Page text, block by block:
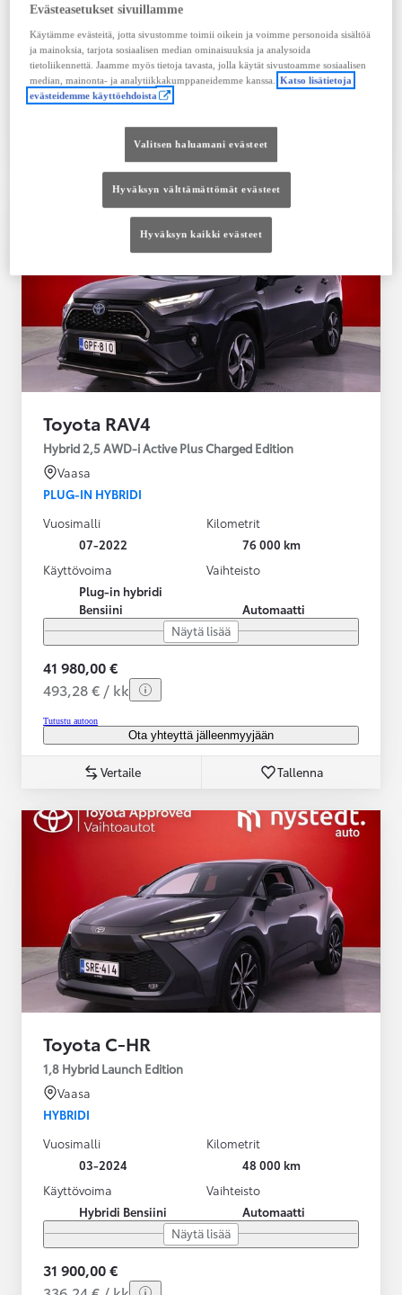
Näytä lisää
20 980,00 €
283,35 € / kk
Tutustu autoon
Vertaile
Toyota RAV4
Hybrid 2,5 AWD-i Active Plus Charged Edition
Vaasa
PLUG-IN HYBRIDI
Vuosimalli
07-2022
Kilometrit
76 000 km
Käyttövoima
Plug-in hybridi
Bensiini
Vaihteisto
Automaatti
Näytä lisää
41 980,00 €
493,28 € / kk
Tutustu autoon
Ota yhteyttä jälleenmyyjään
Vertaile Tallenna
Toyota C-HR
1,8 Hybrid Launch Edition
Vaasa
HYBRIDI
Vuosimalli
03-2024
Kilometrit
48 000 km
Käyttövoima
Hybridi Bensiini
Vaihteisto
Automaatti
Näytä lisää
31 900,00 €
Evästeasetukset sivuillamme
Käytämme evästeitä, jotta sivustomme toimii oikein ja voimme personoida sisältöä
ja mainoksia, tarjota sosiaalisen median ominaisuuksia ja analysoida
tietoliikennettä. Jaamme myös tietoja tavasta, jolla käytät sivustoamme sosiaalisen
median, mainonta- ja analytiikkakumppaneidemme kanssa. Katso lisätietoja
evästeidemme käyttöehdoista
Valitsen haluamani evästeet
Hyväksyn välttämättömät evästeet
Hyväksyn kaikki evästeet